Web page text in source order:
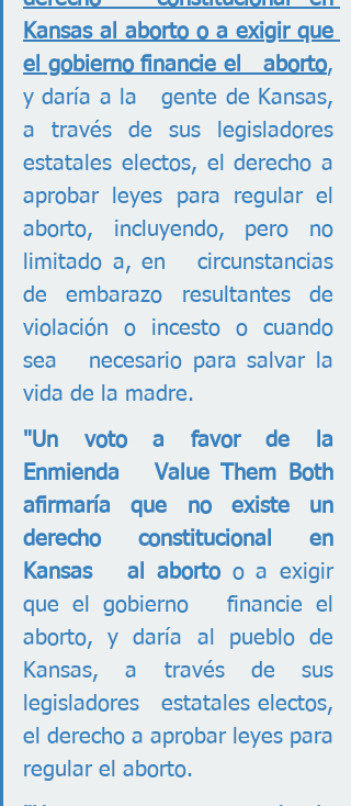
Kansas al aborto o a exigir que
el gobierno financie el   aborto,
y daría a la   gente de Kansas,
a través de sus legisladores
estatales electos, el derecho a
aprobar leyes para regular el
aborto, incluyendo, pero no
limitado a, en   circunstancias
de embarazo resultantes de
violación o incesto o cuando
sea   necesario para salvar la
vida de la madre.
"Un voto a favor de la
Enmienda   Value Them Both
afirmaría que no existe un
derecho constitucional en
Kansas   al aborto o a exigir
que el gobierno   financie el
aborto, y daría al pueblo de
Kansas, a través de sus
legisladores   estatales electos,
el derecho a aprobar leyes para
regular el aborto.